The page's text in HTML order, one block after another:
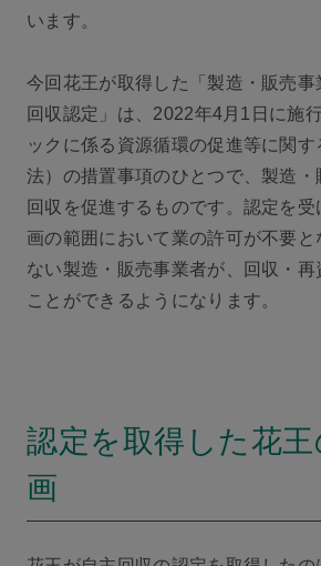
います。
今回花王が取得した「製造・販売事
回収認定」は、2022年4月1日に施
ックに係る資源循環の促進等に関
法）の措置事項のひとつで、製造・
回収を促進するものです。認定を
画の範囲において業の許可が不要と
ない製造・販売事業者が、回収・再
ことができるようになります。
認定を取得した花
画